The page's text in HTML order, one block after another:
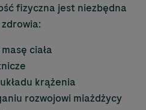
fizyczna jest niezbędna
ciała
krążenia
rozwojowi miażdżycy